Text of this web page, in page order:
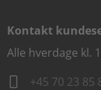
Kontakt
Alle hverdage kl.
+45 70 23 85